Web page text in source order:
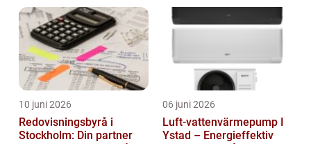
10 juni 2026
Redovisningsbyrå i
Stockholm: Din partner
06 juni 2026
Luft-vattenvärmepump I
Ystad – Energieffektiv